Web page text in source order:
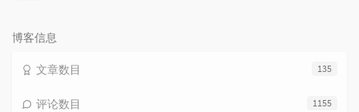
博客信息
135
文章数目
1155
评论数目